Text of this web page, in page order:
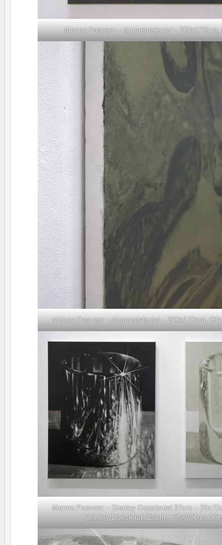
Menno Pasveer – Momentsleutel – 200x170cm,
Menno Pasveer – Momentsleutel – 200x170cm,
Menno Pasveer – Stanley Dopsleutel 27cm –
Stanley Dopsleutel 27cm – 95x75cm,